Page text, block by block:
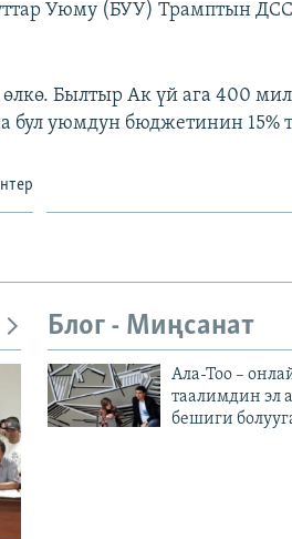
Уюму (БУУ) Трамптын
Былтыр Ак үй ага 400
бул уюмдун бюджетинин 15%
Блог - Миңсанат
Ала-Тоо –
таалимдин эл
бешиги